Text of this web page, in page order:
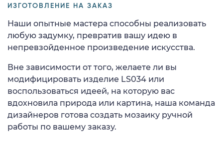
ИЗГОТОВЛЕНИЕ НА ЗАКАЗ
Наши опытные мастера способны реализовать
любую задумку, превратив вашу идею в
непревзойденное произведение искусства.
Вне зависимости от того, желаете ли вы
модифицировать изделие LS034 или
воспользоваться идеей, на которую вас
вдохновила природа или картина, наша команда
дизайнеров готова создать мозаику ручной
работы по вашему заказу.